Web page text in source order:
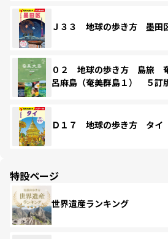
Ｊ３３ 地球の歩き方 墨田
０２ 地球の歩き方 島旅
呂麻島（奄美群島１） ５訂
Ｄ１７ 地球の歩き方 タイ
特設ページ
世界遺産ランキング